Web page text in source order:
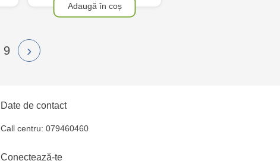
Adaugă în coș
9 ›
Date de contact
Call centru: 079460460
Conectează-te